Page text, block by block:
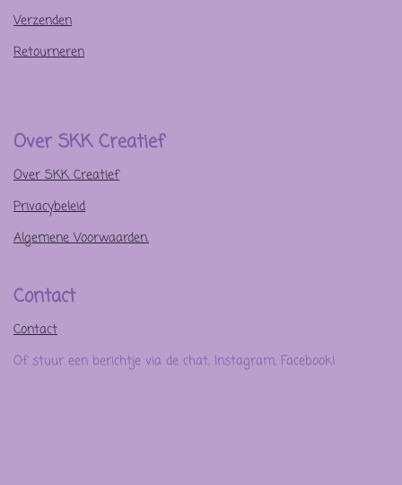
Verzenden
Retourneren
Over SKK Creatief
Over SKK Creatief
Privacybeleid
Algemene Voorwaarden.
Contact
Contact
Of stuur een berichtje via de chat, Instagram, Facebook!